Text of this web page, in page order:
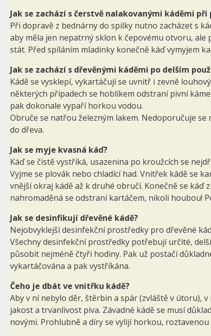
Jak se zachází s čerstvě nalakovanými káděmi při
Při dopravě z bednárny do spilky nutno zacházet s
aby měla jen nepatrný sklon k čepovému otvoru, ale
stát. Před spíláním mladinky konečně káď vymyjem
Jak se zachází s dřevěnými káděmi po delším
Kádě se vysklepí, vykartáčují se uvnitř i zevně
některých případech se hoblíkem odstraní pivní
pak dokonale vypaří horkou vodou.
Obruče se natřou železným lakem. Nedoporučuje
do dřeva.
Jak se myje kvasná káď?
Káď se čistě vystříká, usazenina po kroužcích se
Vyjme se plovák nebo chladící had. Vnitřek kádě se
vnější okraj kádě až k druhé obručí. Konečně se káď
nahromaděná se odstraní kartáčem, nikoli houbou!
Jak se desinfikují dřevěné kádě?
Nejobvyklejší desinfekční prostředky pro dřevěné
Všechny desinfekční prostředky potřebují určité,
působit nejméně čtyři hodiny. Pak už postačí
vykartáčována a pak vystříkána.
Čeho je dbát ve vnitřku kádě?
Aby v ní nebylo děr, štěrbin a spár (zvláště v útoru),
jakost a trvanlivost piva. Závadné kádě se musí
novými. Prohlubně a díry se vylijí horkou, roztave­nou